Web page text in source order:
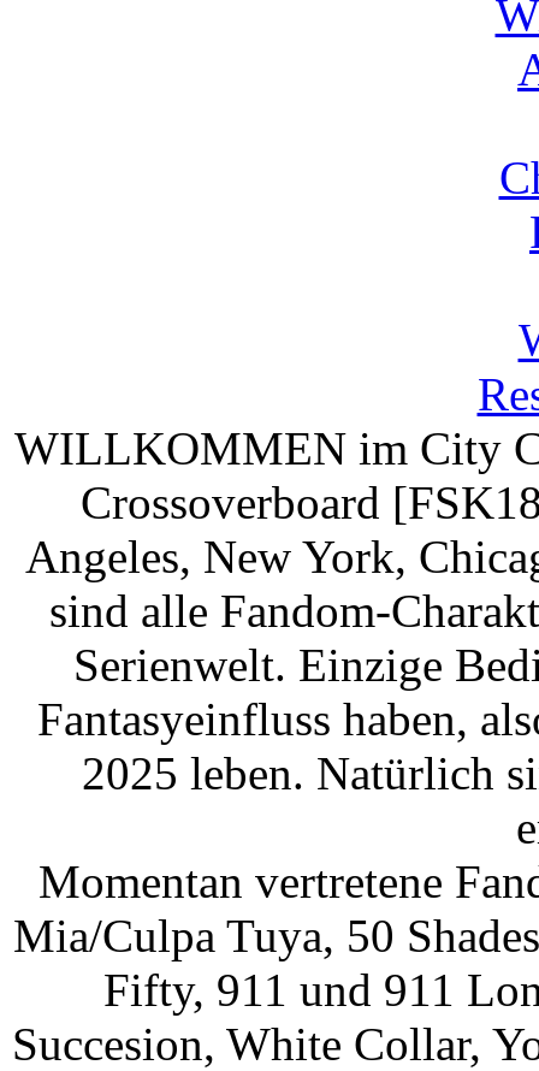
WILLKOMMEN im City
Crossoverboard
Angeles, New York,
sind alle Fandom-
Serienwelt. Einzige
Fantasyeinfluss haben,
2025 leben. Natürlich
Momentan vertretene
Mia/Culpa Tuya, 50
Fifty, 911 und 911
Succesion, White Collar,